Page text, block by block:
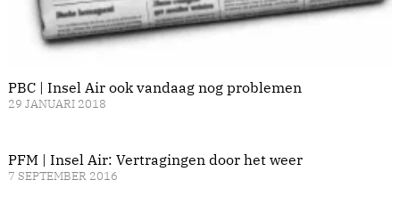
PBC | Insel Air ook vandaag nog problemen
29 JANUARI 2018
PFM | Insel Air: Vertragingen door het weer
7 SEPTEMBER 2016